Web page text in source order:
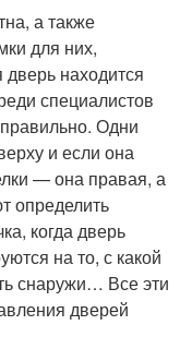
а также
для них,
находится
специалистов
Одни
и если она
— она правая, а
определить
когда дверь
на то, с какой
снаружи… Все эти
дверей